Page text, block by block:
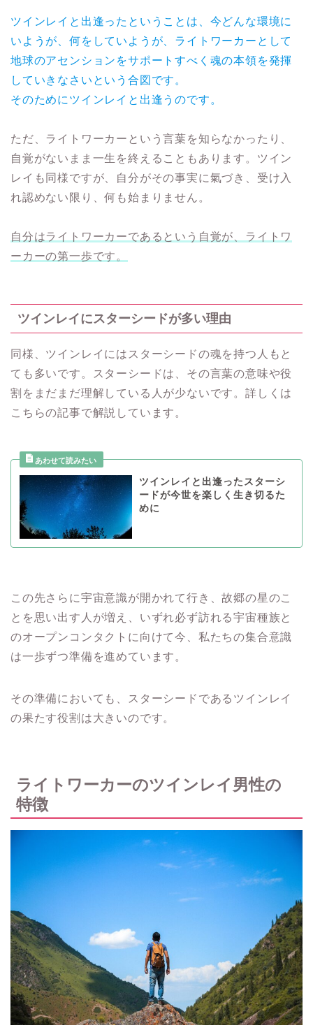
ツインレイと出逢ったということは、今どんな環境に
いようが、何をしていようが、ライトワーカーとして
地球のアセンションをサポートすべく魂の本領を発揮
していきなさいという合図です。
そのためにツインレイと出逢うのです。
ただ、ライトワーカーという言葉を知らなかったり、
自覚がないまま一生を終えることもあります。ツイン
レイも同様ですが、自分がその事実に氣づき、受け入
れ認めない限り、何も始まりません。
自分はライトワーカーであるという自覚が、ライトワ
ーカーの第一歩です。
ツインレイにスターシードが多い理由
同様、ツインレイにはスターシードの魂を持つ人もと
ても多いです。スターシードは、その言葉の意味や役
割をまだまだ理解している人が少ないです。詳しくは
こちらの記事で解説しています。
ツインレイと出逢ったスターシ
ードが今世を楽しく生き切るた
めに
この先さらに宇宙意識が開かれて行き、故郷の星のこ
とを思い出す人が増え、いずれ必ず訪れる宇宙種族と
のオープンコンタクトに向けて今、私たちの集合意識
は一歩ずつ準備を進めています。
その準備においても、スターシードであるツインレイ
の果たす役割は大きいのです。
ライトワーカーのツインレイ男性の
特徴